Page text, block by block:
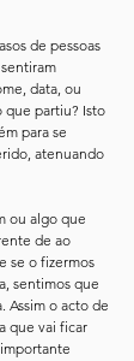
de pessoas
data, ou
que partiu? Isto
para se
atenuando
ou algo que
de ao
se o fizermos
sentimos que
Assim o acto de
que vai ficar